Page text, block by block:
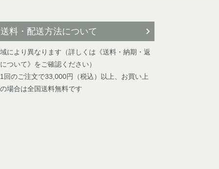
送料・配送方法について
により異なります（詳しくは《送料・納期・返
ついて》をご確認ください）
回のご注文で33,000円（税込）以上、お買い上
場合は全国送料無料です